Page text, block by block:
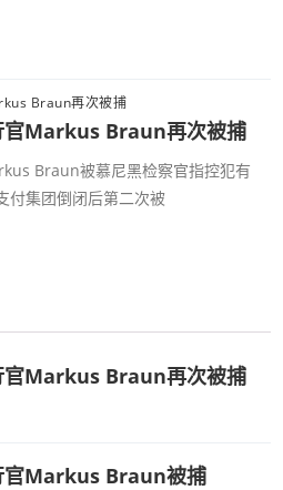
Markus Braun再次被捕
Braun被慕尼黑检察官指控犯有
付集团倒闭后第二次被
Markus Braun再次被捕
Markus Braun被捕